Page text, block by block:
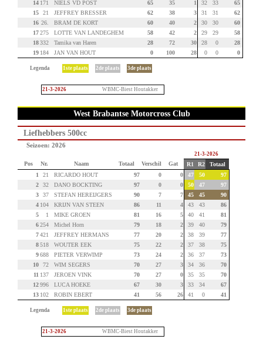
14 171 NIELS VD POST 65 35 1 32 33
65
15
21 JEFFREY BRESSER 62 38 3 31 31
62
16 26. BRAM DE KORT 60 40 2 30 30
60
17275 LOTTE VAN LANDEGHEM 58 42 2 29 29
58
18332 Tamika van Haren 28 72 30 28 0
28
19 184 JAN VAN HOUT 0 100 28 0 0 0
Legenda 1ste plaats 2de plaats 3de plaats
21-3-2026 WBMC-Biest Houtakker
West Brabantse Motorcross Club
Liefhebbers 500cc
Seizoen: 2026
21-3-2026
Pos Nr. Naam Totaal Verschil Gat R1 R2
Totaal
1
21 RICARDO HOUT 97 0 0 47 50
97
2
32 DANO BOCKTING 97 0 0 50 47
97
3
37 STEFAN HEREIJGERS 90 7 7 45 45
90
4 104 KRIJN VAN STEEN 86 11 4 43 43
86
5
1 MIKE GROEN 81 16 5 40 41
81
6254 Michel Horn 79 18 2 39 40
79
7421 JEFFREY HERMANS 77 20 2 38 39
77
8518 WOUTER EEK 75 22 2 37 38
75
9688 PIETER VERWIMP 73 24 2 36 37
73
10
72 WIM SEGERS 70 27 3 34 36
70
11 137 JEROEN VINK 70 27 0 35 35
70
12996 LUCA HOEKE 67 30 3 33 34
67
13 102 ROBIN EBERT 41 56 26 41 0 41
Legenda 1ste plaats 2de plaats 3de plaats
21-3-2026 WBMC-Biest Houtakker